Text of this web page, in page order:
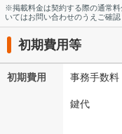
※掲載料金は契約する際の通常
いてはお問い合わせのうえご確認
初期費用等
初期費用 事務手数
鍵代 ：
屋内